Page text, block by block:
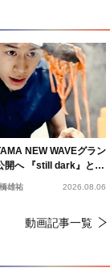
NEW WAVEグラン
開へ 『still dark』と同
雄祐 2026.08.06
動画記事一覧